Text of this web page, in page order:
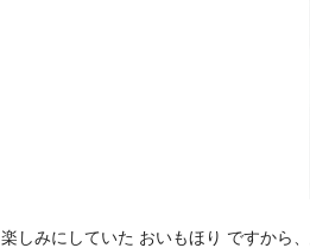
楽しみにしていた おいもほり ですから